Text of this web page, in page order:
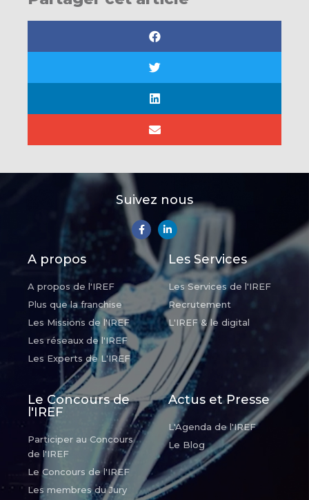
Suivez nous
A propos
A propos de l'IREF
Plus que la franchise
Les Missions de l'IREF
Les réseaux de l'IREF
Les Experts de L'IREF
Les Services
Les Services de l'IREF
Recrutement
L'IREF & le digital
Le Concours de
l'IREF
Participer au Concours
de l'IREF
Le Concours de l'IREF
Les membres du Jury
Actus et Presse
L'Agenda de l'IREF
Le Blog